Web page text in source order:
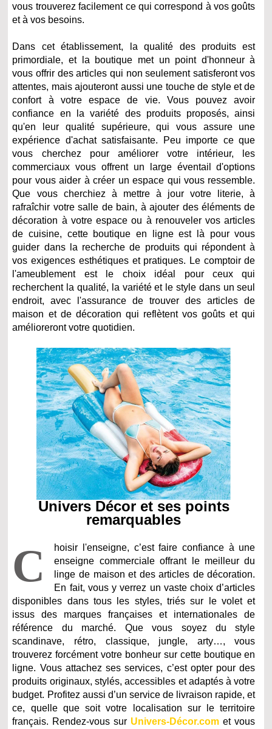
vous trouverez facilement ce qui correspond à vos goûts
et à vos besoins.
Dans cet établissement, la qualité des produits est
primordiale, et la boutique met un point d'honneur à
vous offrir des articles qui non seulement satisferont vos
attentes, mais ajouteront aussi une touche de style et de
confort à votre espace de vie. Vous pouvez avoir
confiance en la variété des produits proposés, ainsi
qu'en leur qualité supérieure, qui vous assure une
expérience d'achat satisfaisante. Peu importe ce que
vous cherchez pour améliorer votre intérieur, les
commerciaux vous offrent un large éventail d'options
pour vous aider à créer un espace qui vous ressemble.
Que vous cherchiez à mettre à jour votre literie, à
rafraîchir votre salle de bain, à ajouter des éléments de
décoration à votre espace ou à renouveler vos articles
de cuisine, cette boutique en ligne est là pour vous
guider dans la recherche de produits qui répondent à
vos exigences esthétiques et pratiques. Le comptoir de
l'ameublement est le choix idéal pour ceux qui
recherchent la qualité, la variété et le style dans un seul
endroit, avec l'assurance de trouver des articles de
maison et de décoration qui reflètent vos goûts et qui
amélioreront votre quotidien.
Univers Décor et ses points
remarquables
C
hoisir l'enseigne, c’est faire confiance à une
enseigne commerciale offrant le meilleur du
linge de maison et des articles de décoration.
En fait, vous y verrez un vaste choix d’articles
disponibles dans tous les styles, triés sur le volet et
issus des marques françaises et internationales de
référence du marché. Que vous soyez du style
scandinave, rétro, classique, jungle, arty…, vous
trouverez forcément votre bonheur sur cette boutique en
ligne. Vous attachez ses services, c’est opter pour des
produits originaux, stylés, accessibles et adaptés à votre
budget. Profitez aussi d’un service de livraison rapide, et
ce, quelle que soit votre localisation sur le territoire
français. Rendez-vous sur Univers-Décor.com et vous